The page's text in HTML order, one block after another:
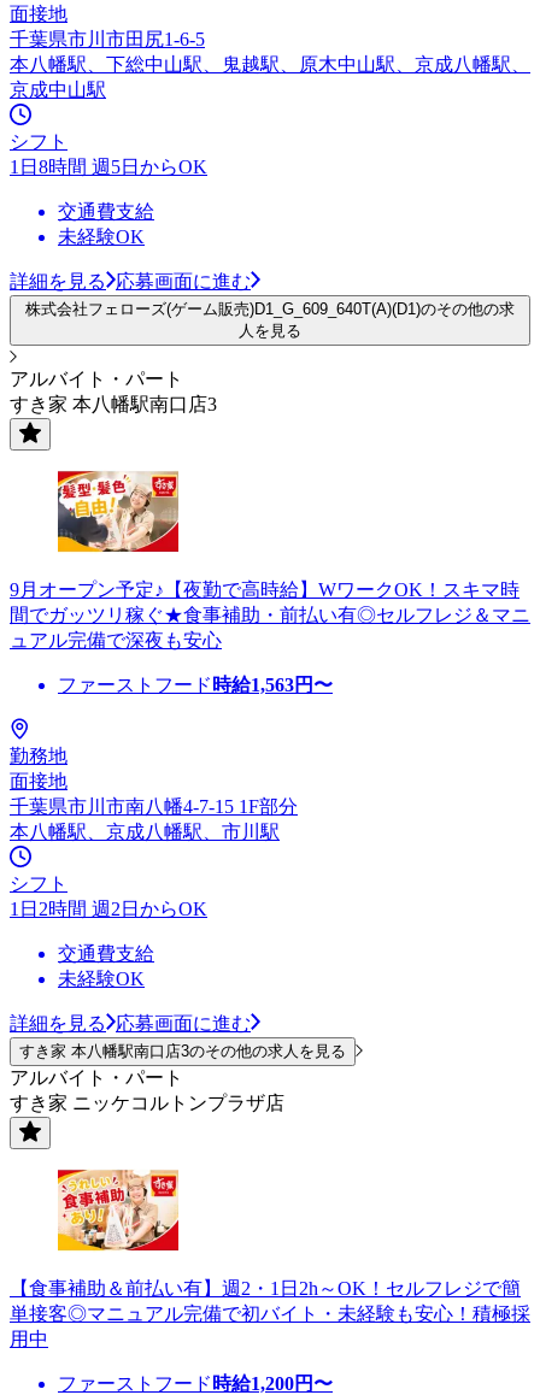
面接地
千葉県市川市田尻1-6-5
本八幡駅、下総中山駅、鬼越駅、原木中山駅、京成八幡駅、
京成中山駅
シフト
1日8時間 週5日からOK
交通費支給
未経験OK
詳細を見る 応募画面に進む
株式会社フェローズ(ゲーム販売)D1_G_609_640T(A)(D1)のその他の求
人を見る
アルバイト・パート
すき家 本八幡駅南口店3
9月オープン予定♪【夜勤で高時給】WワークOK！スキマ時
間でガッツリ稼ぐ★食事補助・前払い有◎セルフレジ＆マニ
ュアル完備で深夜も安心
ファーストフード 時給1,563円〜
勤務地
面接地
千葉県市川市南八幡4-7-15 1F部分
本八幡駅、京成八幡駅、市川駅
シフト
1日2時間 週2日からOK
交通費支給
未経験OK
詳細を見る 応募画面に進む
すき家 本八幡駅南口店3のその他の求人を見る
アルバイト・パート
すき家 ニッケコルトンプラザ店
【食事補助＆前払い有】週2・1日2h～OK！セルフレジで簡
単接客◎マニュアル完備で初バイト・未経験も安心！積極採
用中
ファーストフード 時給1,200円〜